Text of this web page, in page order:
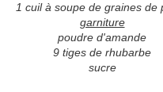
1 cuil à soupe de graines de
garniture
poudre d'amande
9 tiges de rhubarbe
sucre